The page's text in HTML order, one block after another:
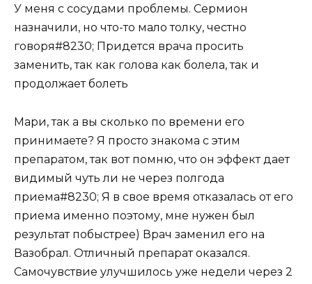
У меня с сосудами проблемы. Сермион
назначили, но что-то мало толку, честно
говоря#8230; Придется врача просить
заменить, так как голова как болела, так и
продолжает болеть
Мари, так а вы сколько по времени его
принимаете? Я просто знакома с этим
препаратом, так вот помню, что он эффект дает
видимый чуть ли не через полгода
приема#8230; Я в свое время отказалась от его
приема именно поэтому, мне нужен был
результат побыстрее) Врач заменил его на
Вазобрал. Отличный препарат оказался.
Самочувствие улучшилось уже недели через 2